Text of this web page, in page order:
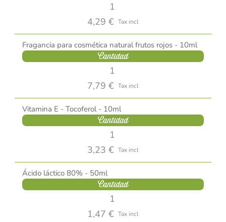
4,29 € Tax incl
Fragancia para cosmética natural frutos rojos - 10ml
Cantidad
7,79 € Tax incl
Vitamina E - Tocoferol - 10ml
Cantidad
3,23 € Tax incl
Ácido láctico 80% - 50ml
Cantidad
1,47 € Tax incl